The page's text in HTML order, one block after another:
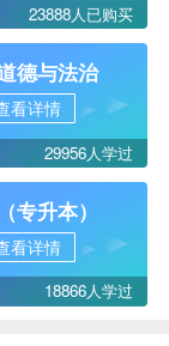
23888人已购买
德与法治
看详情
29956人学过
专升本）
看详情
18866人学过